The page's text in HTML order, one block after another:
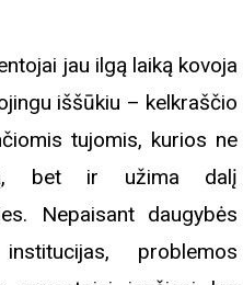
jau ilgą laiką kovoja
iššūkiu – kelkraščio
tujomis, kurios ne
bet ir užima dalį
Nepaisant daugybės
problemos